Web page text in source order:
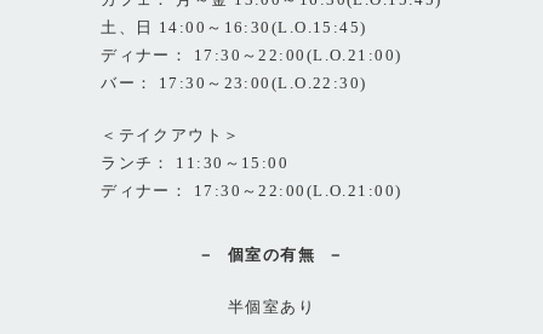
土、日 14:00～16:30(L.O.15:45)
ディナー： 17:30～22:00(L.O.21:00)
バー： 17:30～23:00(L.O.22:30)
＜テイクアウト＞
ランチ： 11:30～15:00
ディナー： 17:30～22:00(L.O.21:00)
個室の有無
半個室あり